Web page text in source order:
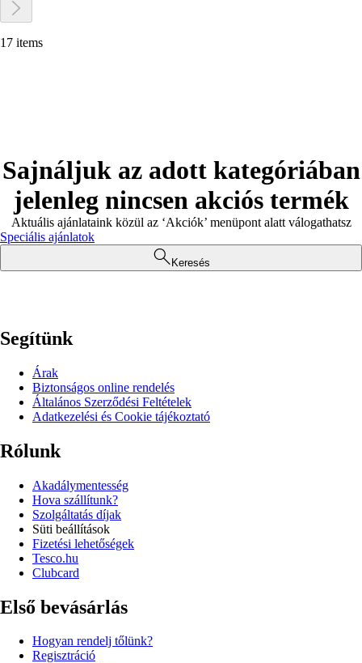
17 items
Sajnáljuk az adott kategóriában
jelenleg nincsen akciós termék
Aktuális ajánlataink közül az ‘Akciók’ menüpont alatt válogathatsz
Speciális ajánlatok
Keresés
Segítünk
Árak
Biztonságos online rendelés
Általános Szerződési Feltételek
Adatkezelési és Cookie tájékoztató
Rólunk
Akadálymentesség
Hova szállítunk?
Szolgáltatás díjak
Süti beállítások
Fizetési lehetőségek
Tesco.hu
Clubcard
Első bevásárlás
Hogyan rendelj tőlünk?
Regisztráció